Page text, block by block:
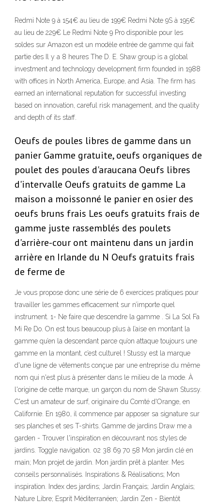
Redmi Note 9 à 154€ au lieu de 199€ Redmi Note 9S à 195€
au lieu de 229€ Le Redmi Note 9 Pro disponible pour les
soldes sur Amazon est un modèle entrée de gamme qui fait
partie des Il y a 8 heures The D. E. Shaw group is a global
investment and technology development firm founded in 1988
with offices in North America, Europe, and Asia. The firm has
earned an international reputation for successful investing
based on innovation, careful risk management, and the quality
and depth of its staff.
Oeufs de poules libres de gamme dans un
panier Gamme gratuite, oeufs organiques de
poulet des poules d'araucana Oeufs libres
d'intervalle Oeufs gratuits de gamme La
maison a moissonné le panier en osier des
oeufs bruns frais Les oeufs gratuits frais de
gamme juste rassemblés des poulets
d'arrière-cour ont maintenu dans un jardin
arrière en Irlande du N Oeufs gratuits frais
de ferme de
Je vous propose donc une série de 6 exercices pratiques pour
travailler les gammes efficacement sur n’importe quel
instrument. 1- Ne faire que descendre la gamme . Si La Sol Fa
Mi Re Do. On est tous beaucoup plus à l’aise en montant la
gamme qu’en la descendant parce qu’on attaque toujours une
gamme en la montant, c’est culturel ! Stussy est la marque
d'une ligne de vêtements conçue par une entreprise du même
nom qui n'est plus à présenter dans le milieu de la mode. À
l'origine de cette marque, un garçon du nom de Shawn Stussy.
C'est un amateur de surf, originaire du Comté d'Orange, en
Californie. En 1980, il commence par apposer sa signature sur
ses planches et ses T-shirts. Gamme de jardins Draw me a
garden - Trouver l'inspiration en découvrant nos styles de
jardins. Toggle navigation. 02 38 69 70 58 Mon jardin clé en
main; Mon projet de jardin. Mon jardin prêt à planter. Mes
conseils personnalisés. Inspirations & Réalisations; Mon
inspiration. Index des jardins; Jardin Français; Jardin Anglais;
Nature Libre; Esprit Méditerranéen; Jardin Zen - Bientôt